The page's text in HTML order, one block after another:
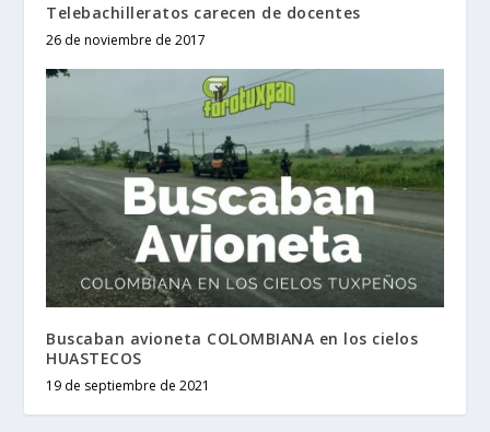
Telebachilleratos carecen de docentes
26 de noviembre de 2017
Buscaban avioneta COLOMBIANA en los cielos
HUASTECOS
19 de septiembre de 2021